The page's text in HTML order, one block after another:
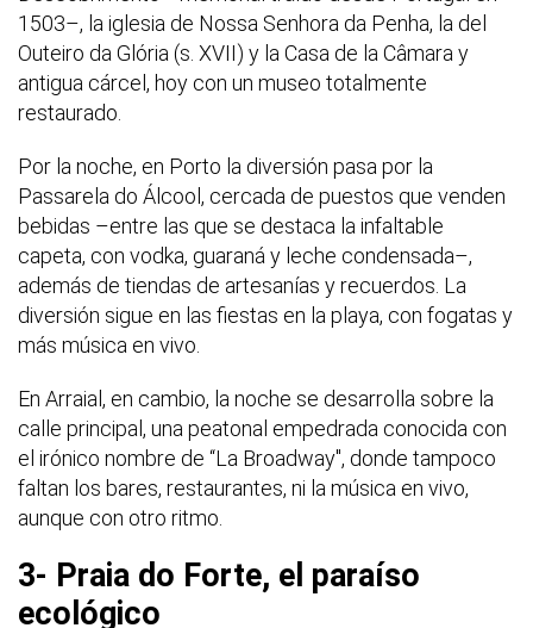
1503–, la iglesia de Nossa Senhora da Penha, la del
Outeiro da Glória (s. XVII) y la Casa de la Câmara y
antigua cárcel, hoy con un museo totalmente
restaurado.
Por la noche, en Porto la diversión pasa por la
Passarela do Álcool, cercada de puestos que venden
bebidas –entre las que se destaca la infaltable
capeta, con vodka, guaraná y leche condensada–,
además de tiendas de artesanías y recuerdos. La
diversión sigue en las fiestas en la playa, con fogatas y
más música en vivo.
En Arraial, en cambio, la noche se desarrolla sobre la
calle principal, una peatonal empedrada conocida con
el irónico nombre de “La Broadway", donde tampoco
faltan los bares, restaurantes, ni la música en vivo,
aunque con otro ritmo.
3- Praia do Forte, el paraíso
ecológico